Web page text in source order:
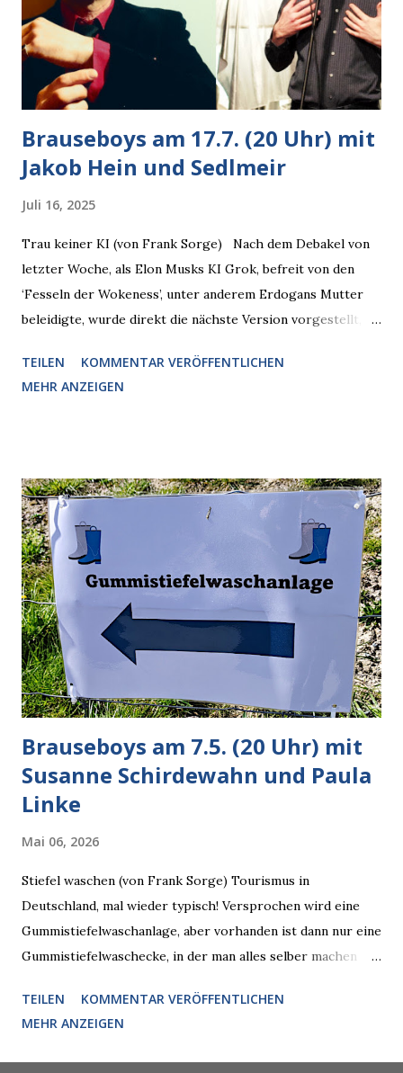
Heute ging sie leer aus, Abspann, Ende. Die Brauseboys am
Donnerstag, 4.6. (20 Uhr) Mit Mareike Barmeyer , Jobinski
und Bjarne Haus der Sinne (Ystader St...
Brauseboys am 17.7. (20 Uhr) mit
Jakob Hein und Sedlmeir
Juli 16, 2025
Trau keiner KI (von Frank Sorge) Nach dem Debakel von
letzter Woche, als Elon Musks KI Grok, befreit von den
‘Fesseln der Wokeness’, unter anderem Erdogans Mutter
beleidigte, wurde direkt die nächste Version vorgestellt,
radikalisierte, weil sie ohnehin kurz vor dem Austausch
stand. Das ist sogar recht logisch, aber nicht, um den
unauffälliger machen muss, damit die KI rechtslastig
argumentiert. So wird jetzt berichtet, dass der neue Grok
bei diversen Anfragen zu kontroversen Themen auf dem
Weg zu einer Antwort erst einmal Elons eigene Sicht der
Dinge auf Twitter abfragen und entscheidend relevant
verarbeiten muss. Das ist lächerlich und gefährlich
zugleich. Denn eine Information fehlt noch, Grok soll
künftig in den US-amerikanischen Behörden mitarbeiten,
zuvord...
TEILEN
KOMMENTAR VERÖFFENTLICHEN
MEHR ANZEIGEN
Brauseboys am 7.5. (20 Uhr) mit
Susanne Schirdewahn und Paula
Linke
Mai 06, 2026
Stiefel waschen (von Frank Sorge) Tourismus in
Deutschland, mal wieder typisch! Versprochen wird eine
Gummistiefelwaschanlage, aber vorhanden ist dann nur eine
Gummistiefelwaschecke, in der man alles selber machen
Susanne Schirdewahn und Paula Linke Haus der Sinne
(Ystader Str. 10) Es war ein schöner Ausflug in den
TEILEN
KOMMENTAR VERÖFFENTLICHEN
MEHR ANZEIGEN